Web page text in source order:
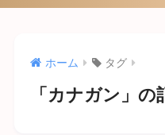
ホーム タグ
「カナガン」の